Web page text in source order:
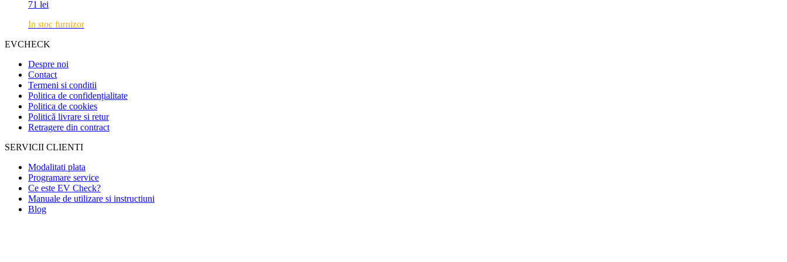
71 lei
In stoc furnizor
EVCHECK
Despre noi
Contact
Termeni si conditii
Politica de confidențialitate
Politica de cookies
Politică livrare si retur
Retragere din contract
SERVICII CLIENTI
Modalitati plata
Programare service
Ce este EV Check?
Manuale de utilizare si instructiuni
Blog